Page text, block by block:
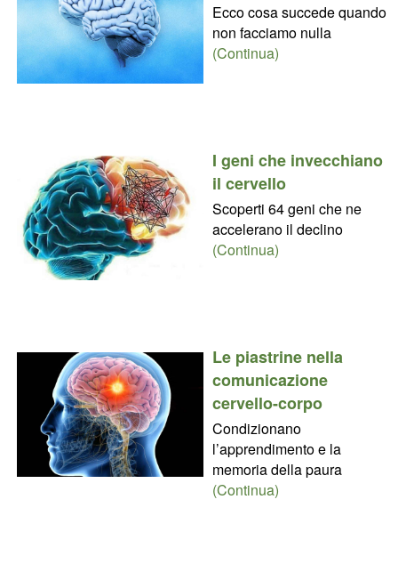
Ecco cosa succede quando
non facciamo nulla
(Continua)
I geni che invecchiano
il cervello
Scoperti 64 geni che ne
accelerano il declino
(Continua)
Le piastrine nella
comunicazione
cervello-corpo
Condizionano
l’apprendimento e la
memoria della paura
(Continua)